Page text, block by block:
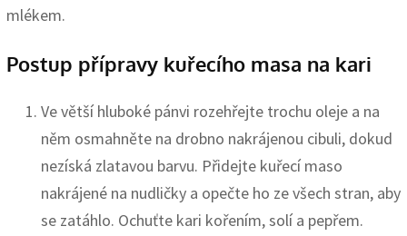
mlékem.
Postup přípravy kuřecího masa na kari
Ve větší hluboké pánvi rozehřejte trochu oleje a na
něm osmahněte na drobno nakrájenou cibuli, dokud
nezíská zlatavou barvu. Přidejte kuřecí maso
nakrájené na nudličky a opečte ho ze všech stran, aby
se zatáhlo. Ochuťte kari kořením, solí a pepřem.